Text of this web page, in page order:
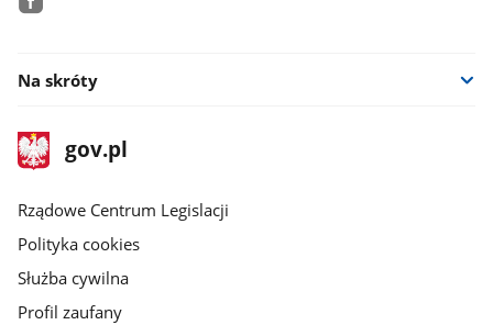
Na skróty
stopka
gov.plStrona
gov.pl
Rządowe Centrum Legislacji
Polityka cookies
Służba cywilna
Profil zaufany